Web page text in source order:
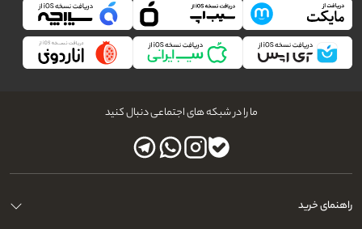
ما را در شبکه های اجتماعی دنبال کنید
راهنمای خرید